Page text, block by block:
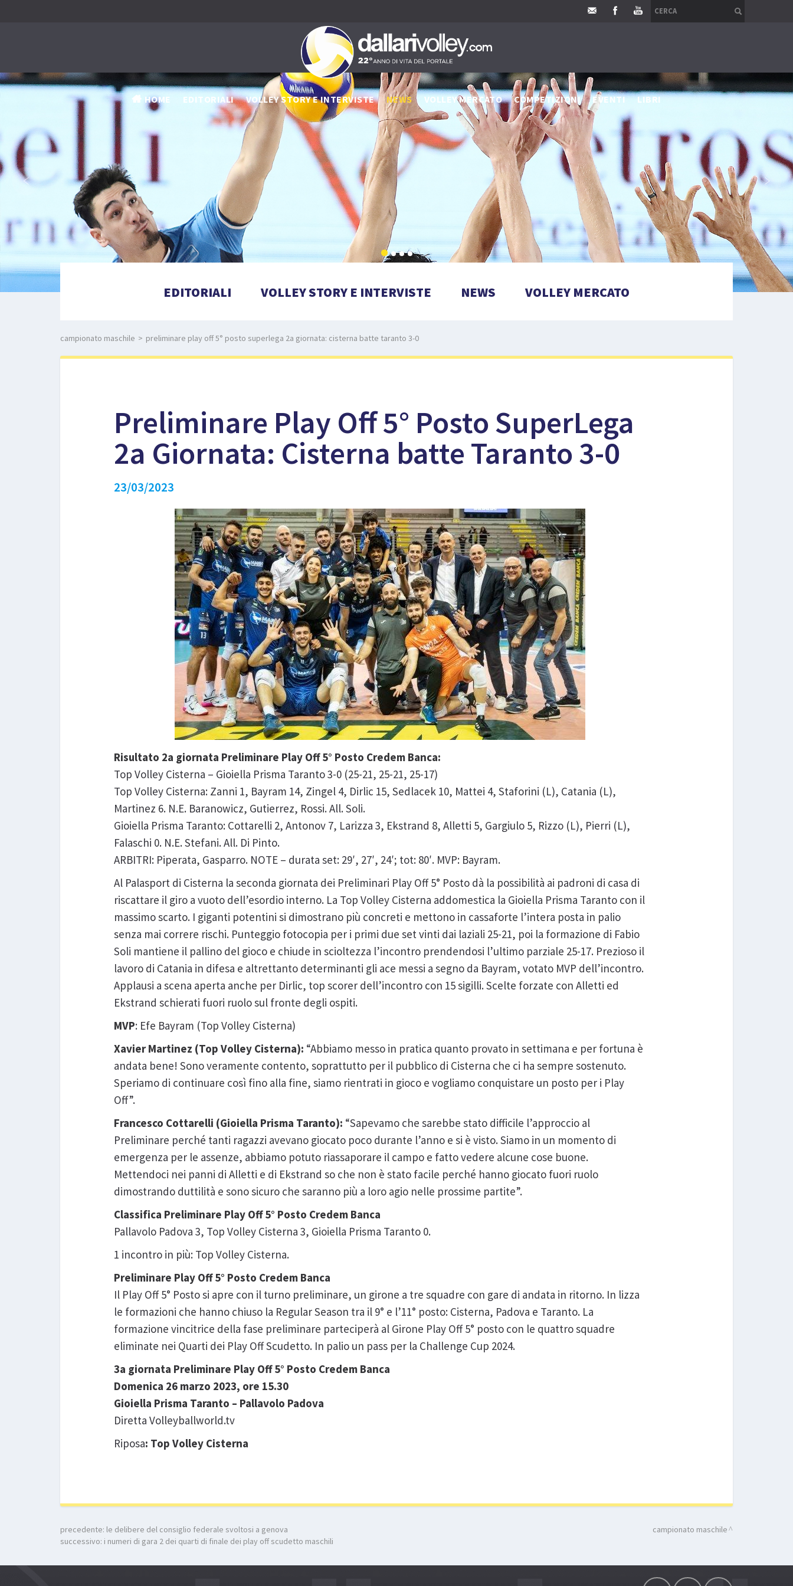
HOME EDITORIALI VOLLEY STORY E INTERVISTE NEWS VOLLEY MERCATO COMPETIZIONI EVENTI LIBRI
‹ ›
EDITORIALI VOLLEY STORY E INTERVISTE NEWS VOLLEY MERCATO
campionato maschile > preliminare play off 5° posto superlega 2a giornata: cisterna batte taranto 3-0
Preliminare Play Off 5° Posto SuperLega
2a Giornata: Cisterna batte Taranto 3-0
23/03/2023
Risultato 2a giornata Preliminare Play Off 5° Posto Credem Banca:
Top Volley Cisterna – Gioiella Prisma Taranto 3-0 (25-21, 25-21, 25-17)
Top Volley Cisterna: Zanni 1, Bayram 14, Zingel 4, Dirlic 15, Sedlacek 10, Mattei 4, Staforini (L), Catania (L),
Martinez 6. N.E. Baranowicz, Gutierrez, Rossi. All. Soli.
Gioiella Prisma Taranto: Cottarelli 2, Antonov 7, Larizza 3, Ekstrand 8, Alletti 5, Gargiulo 5, Rizzo (L), Pierri (L),
Falaschi 0. N.E. Stefani. All. Di Pinto.
ARBITRI: Piperata, Gasparro. NOTE – durata set: 29′, 27′, 24′; tot: 80′. MVP: Bayram.
Al Palasport di Cisterna la seconda giornata dei Preliminari Play Off 5° Posto dà la possibilità ai padroni di casa di
riscattare il giro a vuoto dell’esordio interno. La Top Volley Cisterna addomestica la Gioiella Prisma Taranto con il
massimo scarto. I giganti potentini si dimostrano più concreti e mettono in cassaforte l’intera posta in palio
senza mai correre rischi. Punteggio fotocopia per i primi due set vinti dai laziali 25-21, poi la formazione di Fabio
Soli mantiene il pallino del gioco e chiude in scioltezza l’incontro prendendosi l’ultimo parziale 25-17. Prezioso il
lavoro di Catania in difesa e altrettanto determinanti gli ace messi a segno da Bayram, votato MVP dell’incontro.
Applausi a scena aperta anche per Dirlic, top scorer dell’incontro con 15 sigilli. Scelte forzate con Alletti ed
Ekstrand schierati fuori ruolo sul fronte degli ospiti.
MVP: Efe Bayram (Top Volley Cisterna)
Xavier Martinez (Top Volley Cisterna): “Abbiamo messo in pratica quanto provato in settimana e per fortuna è
andata bene! Sono veramente contento, soprattutto per il pubblico di Cisterna che ci ha sempre sostenuto.
Speriamo di continuare così fino alla fine, siamo rientrati in gioco e vogliamo conquistare un posto per i Play
Off”.
Francesco Cottarelli (Gioiella Prisma Taranto): “Sapevamo che sarebbe stato difficile l’approccio al
Preliminare perché tanti ragazzi avevano giocato poco durante l’anno e si è visto. Siamo in un momento di
emergenza per le assenze, abbiamo potuto riassaporare il campo e fatto vedere alcune cose buone.
Mettendoci nei panni di Alletti e di Ekstrand so che non è stato facile perché hanno giocato fuori ruolo
dimostrando duttilità e sono sicuro che saranno più a loro agio nelle prossime partite”.
Classifica Preliminare Play Off 5° Posto Credem Banca
Pallavolo Padova 3, Top Volley Cisterna 3, Gioiella Prisma Taranto 0.
1 incontro in più: Top Volley Cisterna.
Preliminare Play Off 5° Posto Credem Banca
Il Play Off 5° Posto si apre con il turno preliminare, un girone a tre squadre con gare di andata in ritorno. In lizza
le formazioni che hanno chiuso la Regular Season tra il 9° e l’11° posto: Cisterna, Padova e Taranto. La
formazione vincitrice della fase preliminare parteciperà al Girone Play Off 5° posto con le quattro squadre
eliminate nei Quarti dei Play Off Scudetto. In palio un pass per la Challenge Cup 2024.
3a giornata Preliminare Play Off 5° Posto Credem Banca
Domenica 26 marzo 2023, ore 15.30
Gioiella Prisma Taranto – Pallavolo Padova
Diretta Volleyballworld.tv
Riposa: Top Volley Cisterna
precedente: le delibere del consiglio federale svoltosi a genova
successivo: i numeri di gara 2 dei quarti di finale dei play off scudetto maschili
campionato maschile